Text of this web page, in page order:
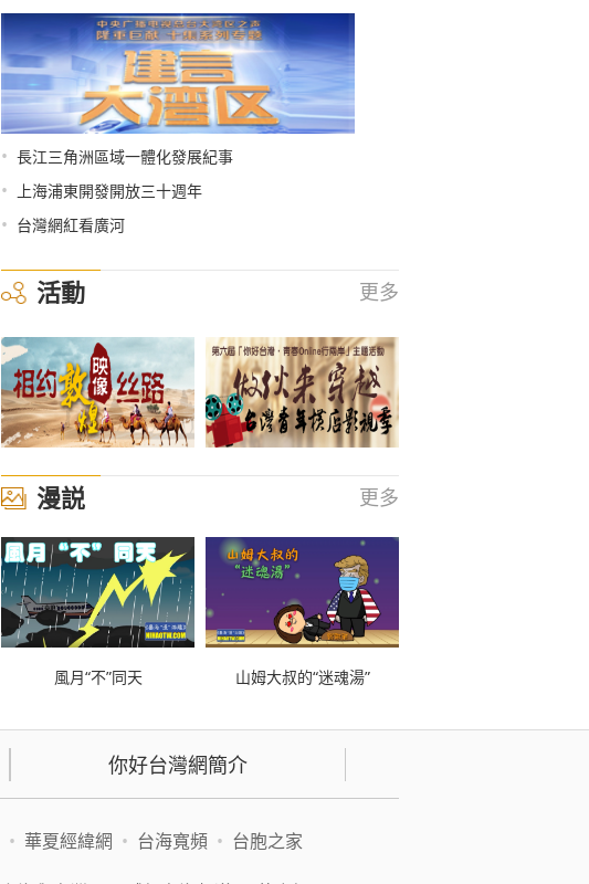
• 長江三角洲區域一體化發展紀事
• 上海浦東開發開放三十週年
• 台灣網紅看廣河
活動 更多
漫説 更多
風月“不”同天 山姆大叔的“迷魂湯”
你好台灣網簡介
• 華夏經緯網 • 台海寬頻 • 台胞之家